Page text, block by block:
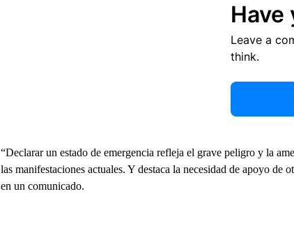
Have
Leave a
think.
“Declarar un estado de emergencia refleja el grave peligro y la
las manifestaciones actuales. Y destaca la necesidad de apoyo
en un comunicado.